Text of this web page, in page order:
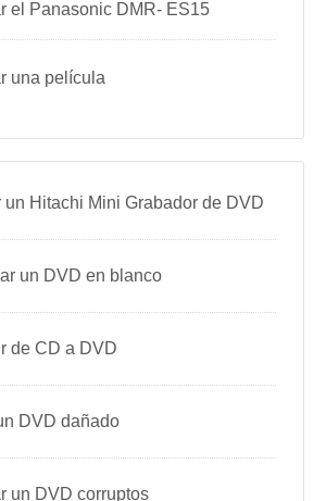
el Panasonic DMR- ES15
una película
Hitachi Mini Grabador de DVD
un DVD en blanco
de CD a DVD
DVD dañado
un DVD corruptos